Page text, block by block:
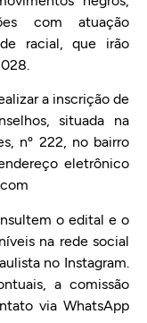
com atuação
racial, que irão
a inscrição de
situada na
nº 222, no bairro
eletrônico
o edital e o
na rede social
no Instagram.
a comissão
via WhatsApp